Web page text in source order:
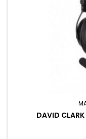
DAVID